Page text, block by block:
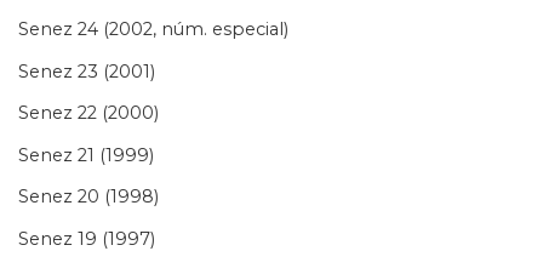
Senez 24 (2002, núm. especial)
Senez 23 (2001)
Senez 22 (2000)
Senez 21 (1999)
Senez 20 (1998)
Senez 19 (1997)